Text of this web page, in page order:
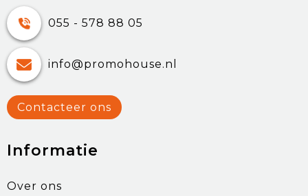
055 - 578 88 05
info@promohouse.nl
Contacteer ons
Informatie
Over ons